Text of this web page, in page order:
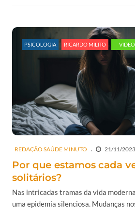
PSICOLOGIA RICARDO MILITO VIDEO
REDAÇÃO SAÚDE MINUTO 21/11/2023
Por que estamos cada
solitários?
Nas intricadas tramas da vida
uma epidemia silenciosa. Mudanças